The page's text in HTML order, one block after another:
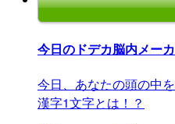
今日のドデカ脳内メー
今日、あなたの頭の中
漢字1文字とは！？